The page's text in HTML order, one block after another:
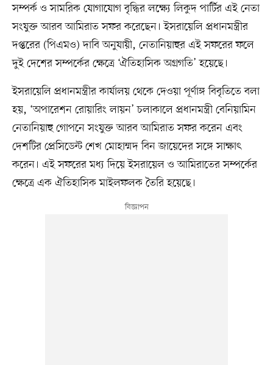
সম্পর্ক ও সামরিক যোগাযোগ বৃদ্ধির লক্ষ্যে লিকুদ পার্টির এই নেতা
সংযুক্ত আরব আমিরাত সফর করেছেন। ইসরায়েলি প্রধানমন্ত্রীর
দপ্তরের (পিএমও) দাবি অনুযায়ী, নেতানিয়াহুর এই সফরের ফলে
দুই দেশের সম্পর্কের ক্ষেত্রে ‘ঐতিহাসিক অগ্রগতি’ হয়েছে।
ইসরায়েলি প্রধানমন্ত্রীর কার্যালয় থেকে দেওয়া পূর্ণাঙ্গ বিবৃতিতে বলা
হয়, ‘অপারেশন রোয়ারিং লায়ন’ চলাকালে প্রধানমন্ত্রী বেনিয়ামিন
নেতানিয়াহু গোপনে সংযুক্ত আরব আমিরাত সফর করেন এবং
দেশটির প্রেসিডেন্ট শেখ মোহাম্মদ বিন জায়েদের সঙ্গে সাক্ষাৎ
করেন। এই সফরের মধ্য দিয়ে ইসরায়েল ও আমিরাতের সম্পর্কের
ক্ষেত্রে এক ঐতিহাসিক মাইলফলক তৈরি হয়েছে।